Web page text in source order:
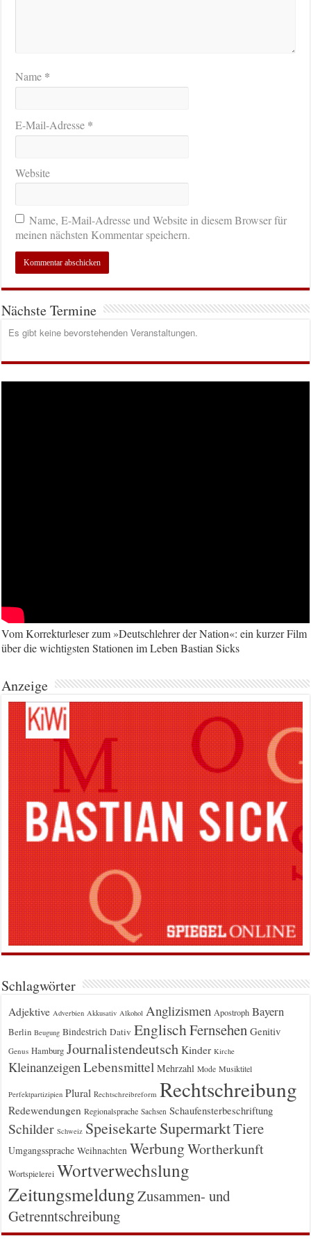
Name *
E-Mail-Adresse *
Website
Name, E-Mail-Adresse und Website in diesem Browser für
meinen nächsten Kommentar speichern.
Nächste Termine
Es gibt keine bevorstehenden Veranstaltungen.
Vom Korrekturleser zum »Deutschlehrer der Nation«: ein kurzer Film
über die wichtigsten Stationen im Leben Bastian Sicks
Anzeige
Schlagwörter
Adjektive Adverbien Akkusativ Alkohol Anglizismen Apostroph Bayern
Berlin Beugung Bindestrich Dativ EnglischFernsehen Genitiv
Genus Hamburg Journalistendeutsch Kinder Kirche
Kleinanzeigen Lebensmittel Mehrzahl Mode Musiktitel
Perfektpartizipien Plural Rechtschreibreform Rechtschreibung
Redewendungen Regionalsprache Sachsen Schaufensterbeschriftung
Schilder Schweiz Speisekarte SupermarktTiere
Umgangssprache Weihnachten WerbungWortherkunft
Wortspielerei Wortverwechslung
ZeitungsmeldungZusammen- und
Getrenntschreibung